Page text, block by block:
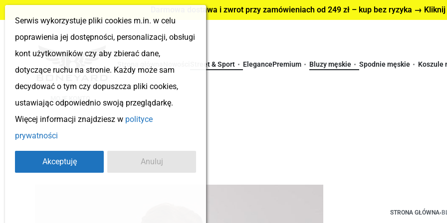
Darmowa dostawa i zwrot przy zamówieniach od 249 zł – kup bez ryzyka →
Street & Sport ElegancePremium Bluzy męskie Spodnie męskie Koszule
MOJE KONTO
STRONA GŁÓWNA›
Serwis wykorzystuje pliki cookies m.in. w celu
poprawienia jej dostępności, personalizacji, obsługi
kont użytkowników czy aby zbierać dane,
dotyczące ruchu na stronie. Każdy może sam
decydować o tym czy dopuszcza pliki cookies,
ustawiając odpowiednio swoją przeglądarkę.
Więcej informacji znajdziesz w polityce
prywatności
Akceptuję Anuluj